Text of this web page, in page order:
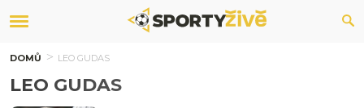
DOMŮ LEO GUDAS
LEO GUDAS